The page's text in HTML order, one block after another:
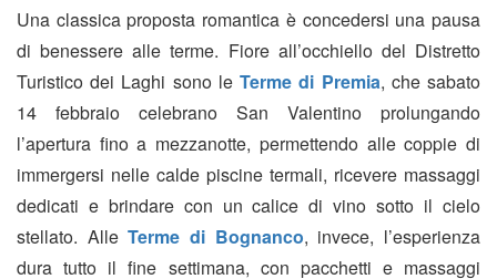
Una classica proposta romantica è concedersi una pausa
di benessere alle terme. Fiore all’occhiello del Distretto
Turistico dei Laghi sono leTerme di Premia, che sabato
14 febbraio celebrano San Valentino prolungando
l’apertura fino a mezzanotte, permettendo alle coppie di
immergersi nelle calde piscine termali, ricevere massaggi
dedicati e brindare con un calice di vino sotto il cielo
stellato. AlleTerme di Bognanco, invece, l’esperienza
dura tutto il fine settimana, con pacchetti e massaggi